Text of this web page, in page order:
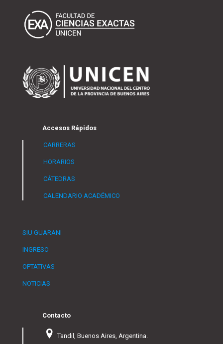
Accesos Rápidos
CARRERAS
HORARIOS
CÁTEDRAS
CALENDARIO ACADÉMICO
SIU GUARANI
INGRESO
OPTATIVAS
NOTICIAS
Contacto
Tandil, Buenos Aires, Argentina.